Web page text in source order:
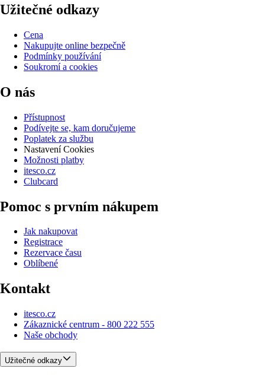
Užitečné odkazy
Cena
Nakupujte online bezpečně
Podmínky používání
Soukromí a cookies
O nás
Přístupnost
Podívejte se, kam doručujeme
Poplatek za službu
Nastavení Cookies
Možnosti platby
itesco.cz
Clubcard
Pomoc s prvním nákupem
Jak nakupovat
Registrace
Rezervace času
Oblíbené
Kontakt
itesco.cz
Zákaznické centrum - 800 222 555
Naše obchody
Užitečné odkazy